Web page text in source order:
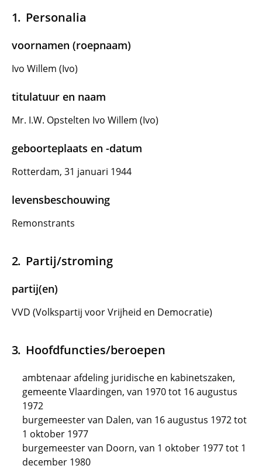
Personalia
voornamen (roepnaam)
Ivo Willem (Ivo)
titulatuur en naam
Mr. I.W. Opstelten Ivo Willem (Ivo)
geboorteplaats en -datum
Rotterdam, 31 januari 1944
levensbeschouwing
Remonstrants
Partij/stroming
partij(en)
VVD (Volkspartij voor Vrijheid en Democratie)
Hoofdfuncties/beroepen
ambtenaar afdeling juridische en kabinetszaken,
gemeente Vlaardingen, van 1970 tot 16 augustus
1972
burgemeester van Dalen, van 16 augustus 1972 tot
1 oktober 1977
burgemeester van Doorn, van 1 oktober 1977 tot 1
december 1980